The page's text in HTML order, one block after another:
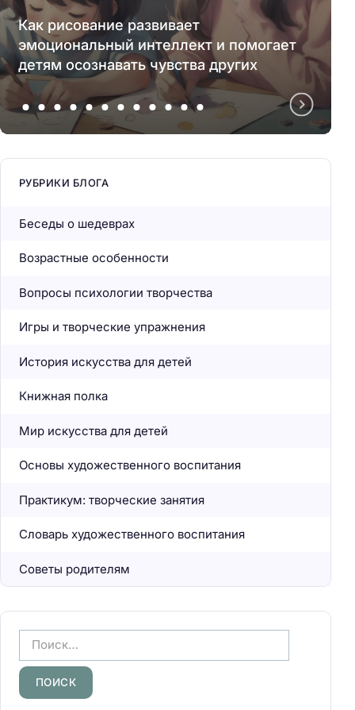
Как рисование развивает
эмоциональный интеллект и помогает
детям осознавать чувства других
РУБРИКИ БЛОГА
Беседы о шедеврах
Возрастные особенности
Вопросы психологии творчества
Игры и творческие упражнения
История искусства для детей
Книжная полка
Мир искусства для детей
Основы художественного воспитания
Практикум: творческие занятия
Словарь художественного воспитания
Советы родителям
а
й
т